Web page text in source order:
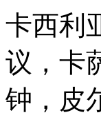
卡西利
议，卡
钟，皮